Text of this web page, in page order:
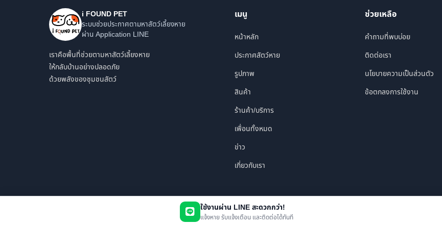
ใช้งานผ่าน LINE สะดวกกว่า!
แจ้งหาย รับแจ้งเตือน และติดต่อได้ทันที
i FOUND PET
ระบบช่วยประกาศตามหาสัตว์เลี้ยงหาย
ผ่าน Application LINE
เราคือพื้นที่ช่วยตามหาสัตว์เลี้ยงหาย
ให้กลับบ้านอย่างปลอดภัย
ด้วยพลังของชุมชนสัตว์
เมนู
หน้าหลัก
ประกาศสัตว์หาย
รูปภาพ
สินค้า
ร้านค้า/บริการ
เพื่อนทั้งหมด
ข่าว
เกี่ยวกับเรา
ช่วยเหลือ
คำถามที่พบบ่อย
ติดต่อเรา
นโยบายความเป็นส่วนตัว
ข้อตกลงการใช้งาน
© 2026 i FOUND PET. All rights reserved.